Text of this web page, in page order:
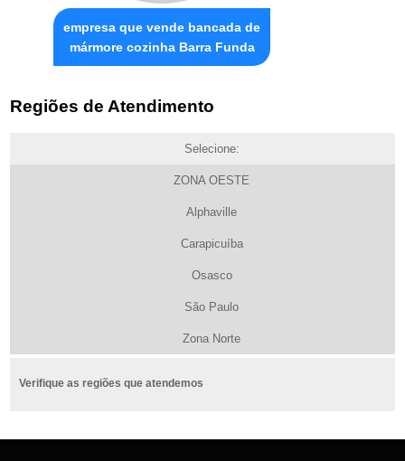
empresa que vende bancada de
mármore cozinha Barra Funda
Regiões de Atendimento
Selecione:
ZONA OESTE
Alphaville
Carapicuíba
Osasco
São Paulo
Zona Norte
Verifique as regiões que atendemos